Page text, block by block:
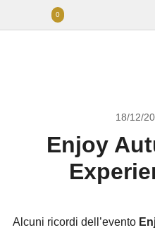
0
18/12/
Enjoy
Alcuni ricordi dell’evento